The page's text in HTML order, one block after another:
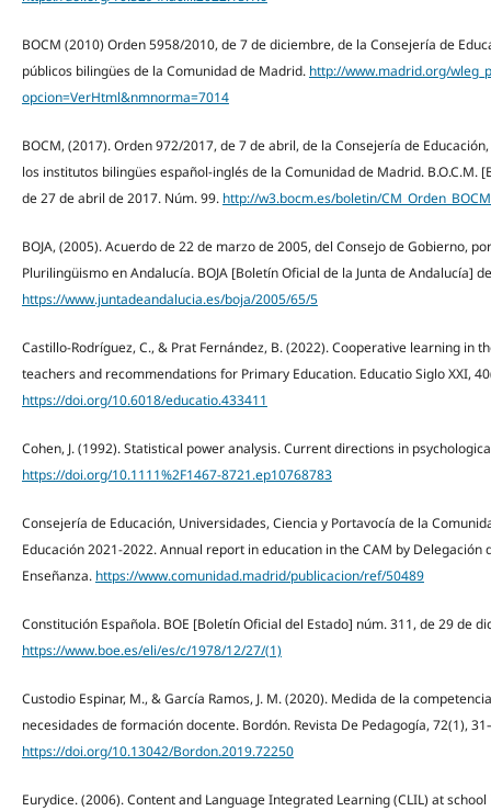
BOCM (2010) Orden 5958/2010, de 7 de diciembre, de la Consejería de
públicos bilingües de la Comunidad de Madrid. http://www.madrid.org/
opcion=VerHtml&nmnorma=7014
BOCM, (2017). Orden 972/2017, de 7 de abril, de la Consejería de
los institutos bilingües español-inglés de la Comunidad de Madrid. B.O.C.M.
de 27 de abril de 2017. Núm. 99. http://w3.bocm.es/boletin/
BOJA, (2005). Acuerdo de 22 de marzo de 2005, del Consejo de Gobierno,
Plurilingüismo en Andalucía. BOJA [Boletín Oficial de la Junta de Andalucía]
https://www.juntadeandalucia.es/boja/2005/65/5
Castillo-Rodríguez, C., & Prat Fernández, B. (2022). Cooperative learning in
teachers and recommendations for Primary Education. Educatio Siglo XXI,
https://doi.org/10.6018/educatio.433411
Cohen, J. (1992). Statistical power analysis. Current directions in
https://doi.org/10.1111%2F1467-8721.ep10768783
Consejería de Educación, Universidades, Ciencia y Portavocía de la
Educación 2021-2022. Annual report in education in the CAM by
Enseñanza. https://www.comunidad.madrid/publicacion/ref/50489
Constitución Española. BOE [Boletín Oficial del Estado] núm. 311, de 29 de
https://www.boe.es/eli/es/c/1978/12/27/(1)
Custodio Espinar, M., & García Ramos, J. M. (2020). Medida de la
necesidades de formación docente. Bordón. Revista De Pedagogía, 72(1),
https://doi.org/10.13042/Bordon.2019.72250
Eurydice. (2006). Content and Language Integrated Learning (CLIL) at